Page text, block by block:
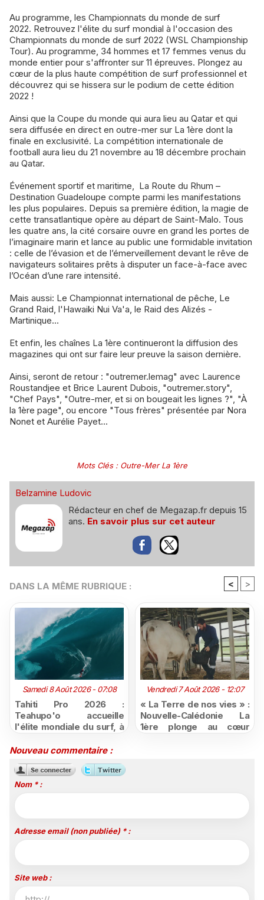
Au programme, les Championnats du monde de surf
2022. Retrouvez l'élite du surf mondial à l'occasion des
Championnats du monde de surf 2022 (WSL Championship
Tour). Au programme, 34 hommes et 17 femmes venus du
monde entier pour s'affronter sur 11 épreuves. Plongez au
cœur de la plus haute compétition de surf professionnel et
découvrez qui se hissera sur le podium de cette édition
2022 !
Ainsi que la Coupe du monde qui aura lieu au Qatar et qui
sera diffusée en direct en outre-mer sur La 1ère dont la
finale en exclusivité. La compétition internationale de
football aura lieu du 21 novembre au 18 décembre prochain
au Qatar.
Événement sportif et maritime, La Route du Rhum –
Destination Guadeloupe compte parmi les manifestations
les plus populaires. Depuis sa première édition, la magie de
cette transatlantique opère au départ de Saint-Malo. Tous
les quatre ans, la cité corsaire ouvre en grand les portes de
l’imaginaire marin et lance au public une formidable invitation
: celle de l’évasion et de l’émerveillement devant le rêve de
navigateurs solitaires prêts à disputer un face-à-face avec
l’Océan d’une rare intensité.
Mais aussi: Le Championnat international de pêche, Le
Grand Raid, l'Hawaiki Nui Va'a, le Raid des Alizés -
Martinique...
Et enfin, les chaînes La 1ère continueront la diffusion des
magazines qui ont sur faire leur preuve la saison dernière.
Ainsi, seront de retour : "outremer.lemag" avec Laurence
Roustandjee et Brice Laurent Dubois, "outremer.story",
"Chef Pays", "Outre-mer, et si on bougeait les lignes ?", "À
la 1ère page", ou encore "Tous frères" présentée par Nora
Nonet et Aurélie Payet...
Mots Clés: Outre-Mer La 1ère
Belzamine Ludovic
Rédacteur en chef de Megazap.fr depuis 15
ans. En savoir plus sur cet auteur
DANS LA MÊME RUBRIQUE : < >
Samedi 8 Août 2026 - 07:08
Tahiti Pro 2026 :
Teahupo'o accueille
l'élite mondiale du surf, à
Polynésie la 1ère
Vendredi 7 Août 2026 - 12:07
« La Terre de nos vies » :
Nouvelle-Calédonie La
1ère plonge au cœur
Nouveau commentaire :
Nom * :
Adresse email (non publiée) * :
Site web :